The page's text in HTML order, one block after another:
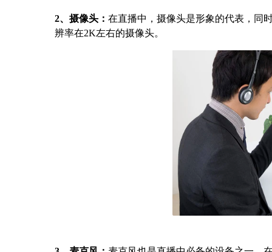
2、摄像头： 在直播中，摄像头是形象的代表，同
辨率在2K左右的摄像头。